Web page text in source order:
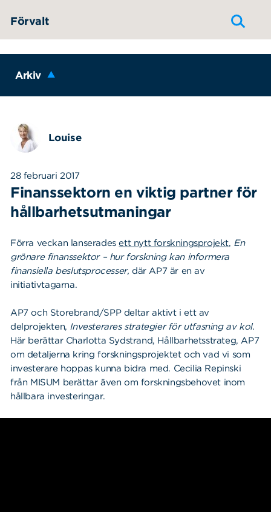
Förvalt
Arkiv
Louise
28 februari 2017
Finanssektorn en viktig partner för
hållbarhetsutmaningar
Förra veckan lanseradesett nytt forskningsprojekt, En
grönare finanssektor – hur forskning kan informera
finansiella beslutsprocesser, där AP7 är en av
initiativtagarna.
AP7 och Storebrand/SPP deltar aktivt i ett av
delprojekten, Investerares strategier för utfasning av kol.
Här berättar Charlotta Sydstrand, Hållbarhetsstrateg, AP7
om detaljerna kring forskningsprojektet och vad vi som
investerare hoppas kunna bidra med. Cecilia Repinski
från MISUM berättar även om forskningsbehovet inom
hållbara investeringar.